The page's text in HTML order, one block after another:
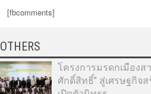
[fbcomments]
OTHERS
โครงการมรดกเมือง
ศักดิ์สิทธิ์” สู่เศรษฐกิจ